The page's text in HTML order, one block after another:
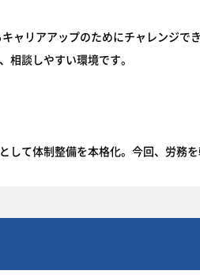
ャリアアップのためにチャレンジで
相談しやすい環境です。
て体制整備を本格化。今回、労務